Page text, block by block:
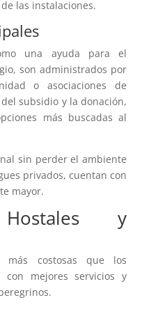
las instalaciones.
una ayuda para el
son administrados por
o asociaciones de
subsidio y la donación,
más buscadas al
sin perder el ambiente
privados, cuentan con
mayor.
Hostales y
más costosas que los
con mejores servicios y